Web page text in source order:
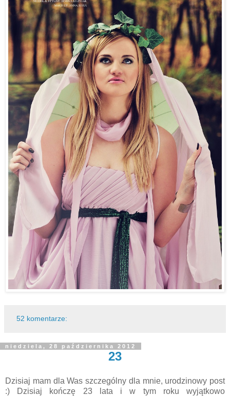
52 komentarze:
niedziela, 28 października 2012
23
Dzisiaj mam dla Was szczególny dla mnie, urodzinowy post
:) Dzisiaj kończę 23 lata i w tym roku wyjątkowo